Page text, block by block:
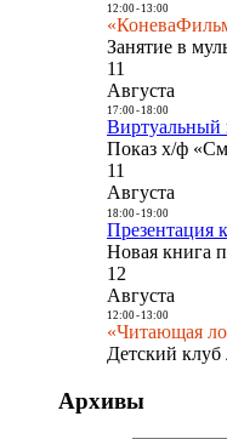
12:00- 13:00
Занятие в
11
Августа
17:00- 18:00
Виртуальный
Показ х/ф
11
Августа
18:00- 19:00
Презентация
Новая книга
12
Августа
12:00- 13:00
«Читающая
Детский клуб
Архивы